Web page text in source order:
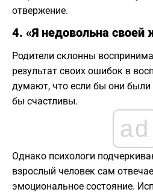
отвержение.
4. «Я недовольна своей
Родители склонны
результат своих ошибок в
думают, что если бы они были
бы счастливы.
ad
Однако психологи
взрослый человек сам
эмоциональное состояние.